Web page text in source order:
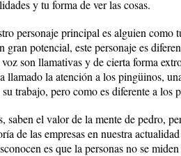
y tu forma de ver las cosas.
personaje principal es alguien como
gran potencial, este personaje es
son llamativas y de cierta forma
llamado la atención a los pingüinos,
trabajo, pero como es diferente a los
saben el valor de la mente de pedro,
de las empresas en nuestra
es que la personas no se